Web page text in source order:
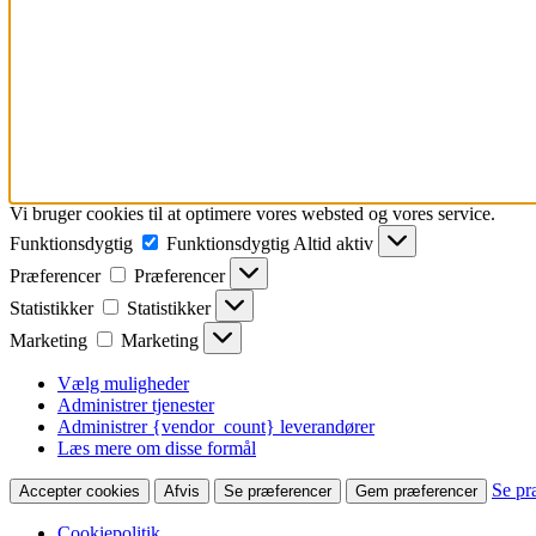
Vi bruger cookies til at optimere vores websted og vores service.
Funktionsdygtig
Funktionsdygtig Altid aktiv
Præferencer
Præferencer
Statistikker
Statistikker
Marketing
Marketing
Vælg muligheder
Administrer tjenester
Administrer {vendor_count} leverandører
Læs mere om disse formål
Accepter cookies Afvis Se præferencer Gem præferencer Se